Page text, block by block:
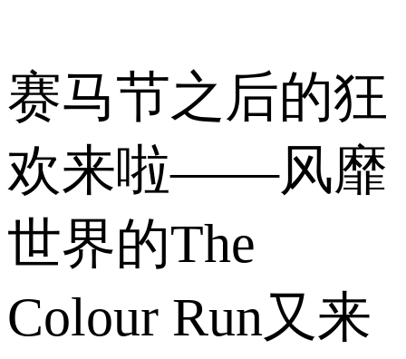
赛马节之后的狂
欢来啦——风靡
世界的The
Colour Run又来